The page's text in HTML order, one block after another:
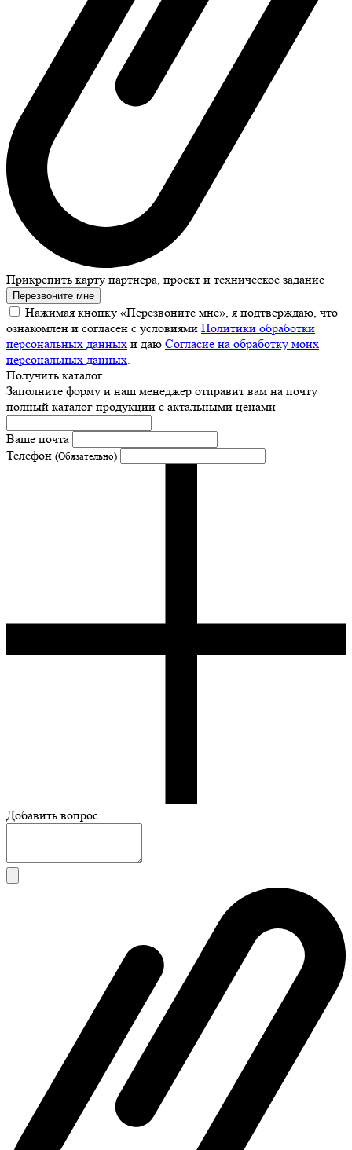
Прикрепить карту партнера, проект и техническое задание
Перезвоните мне
Нажимая кнопку «Перезвоните мне», я подтверждаю, что
ознакомлен и согласен с условиями Политики обработки
персональных данных и даю Согласие на обработку моих
персональных данных
Получить каталог
Заполните форму и наш менеджер отправит вам на почту
полный каталог продукции с актальными ценами
Ваше почта
Телефон (Обязательно)
Добавить вопрос ...